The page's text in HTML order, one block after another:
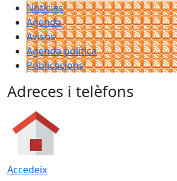
Notícies
Agenda
Avisos
Agenda política
Publicacions
Adreces i telèfons
Accedeix